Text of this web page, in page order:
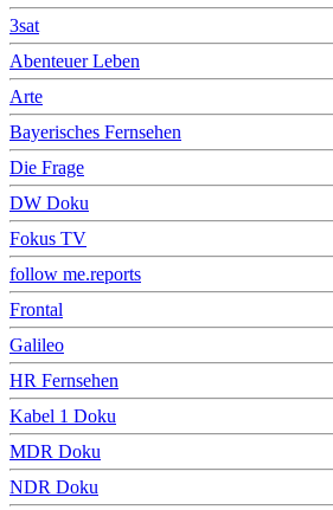
3sat
Abenteuer Leben
Arte
Bayerisches Fernsehen
Die Frage
DW Doku
Fokus TV
follow me.reports
Frontal
Galileo
HR Fernsehen
Kabel 1 Doku
MDR Doku
NDR Doku